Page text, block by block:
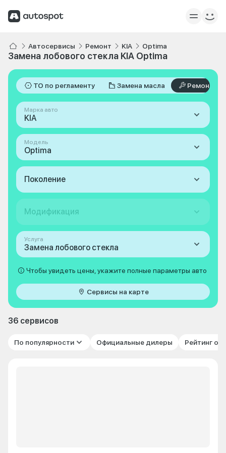
Автосервисы Ремонт KIA Optima
Замена лобового стекла KIA Optima
ТО по регламенту Замена масла Ремонт
Марка авто
KIA
Модель
Optima
Поколение
Модификация
Услуга
Замена лобового стекла
Чтобы увидеть цены, укажите полные параметры авто
Сервисы на карте
36 сервисов
По популярности Официальные дилеры Рейтинг